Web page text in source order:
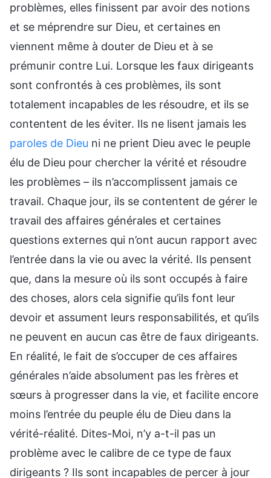
problèmes, elles finissent par avoir des notions
et se méprendre sur Dieu, et certaines en
viennent même à douter de Dieu et à se
prémunir contre Lui. Lorsque les faux dirigeants
sont confrontés à ces problèmes, ils sont
totalement incapables de les résoudre, et ils se
contentent de les éviter. Ils ne lisent jamais les
paroles de Dieu ni ne prient Dieu avec le peuple
élu de Dieu pour chercher la vérité et résoudre
les problèmes – ils n’accomplissent jamais ce
travail. Chaque jour, ils se contentent de gérer le
travail des affaires générales et certaines
questions externes qui n’ont aucun rapport avec
l’entrée dans la vie ou avec la vérité. Ils pensent
que, dans la mesure où ils sont occupés à faire
des choses, alors cela signifie qu’ils font leur
devoir et assument leurs responsabilités, et qu’ils
ne peuvent en aucun cas être de faux dirigeants.
En réalité, le fait de s’occuper de ces affaires
générales n’aide absolument pas les frères et
sœurs à progresser dans la vie, et facilite encore
moins l’entrée du peuple élu de Dieu dans la
vérité-réalité. Dites-Moi, n’y a-t-il pas un
problème avec le calibre de ce type de faux
dirigeants ? Ils sont incapables de percer à jour